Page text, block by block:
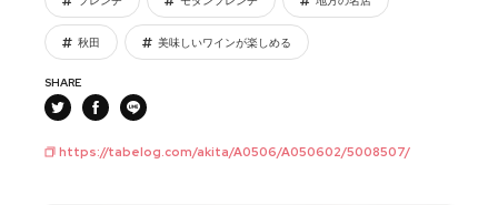
秋田 美味しいワインが楽しめる
SHARE
https://tabelog.com/akita/A0506/A050602/5008507/